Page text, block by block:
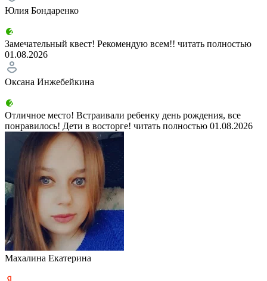
Юлия Бондаренко
Замечательный квест! Рекомендую всем!! читать полностью
01.08.2026
Оксана Инжебейкина
Отличное место! Встраивали ребенку день рождения, все
понравилось! Дети в восторге! читать полностью 01.08.2026
Махалина Екатерина